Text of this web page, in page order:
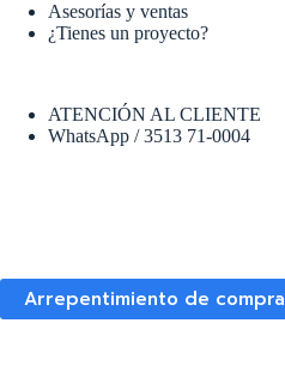
Asesorías y ventas
¿Tienes un proyecto?
ATENCIÓN AL CLIENTE
WhatsApp / 3513 71-0004
Arrepentimiento de compra